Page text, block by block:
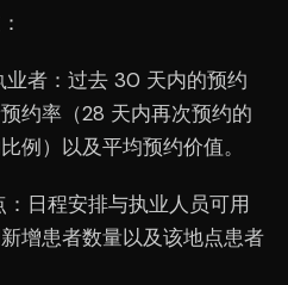
业者：过去 30 天内的预约
约率（28 天内再次预约的
例）以及平均预约价值。
日程安排与执业人员可用
增患者数量以及该地点患者